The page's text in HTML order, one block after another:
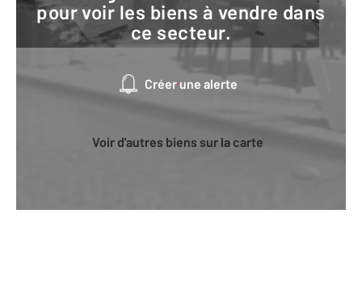
pour voir les biens à vendre dans
ce secteur.
Créer une alerte
Voir d'autres biens sur la carte